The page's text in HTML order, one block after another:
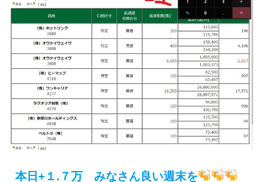
本日+１.７万 みなさん良い週末を